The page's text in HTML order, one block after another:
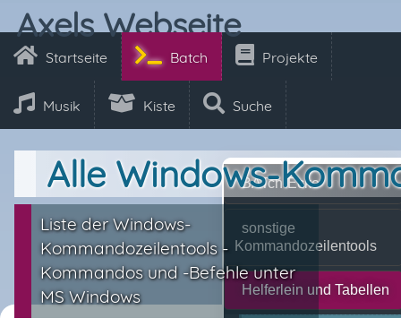
Axels Webseite
Startseite Batch Projekte
Musik Kiste Suche
BATch-Ecke
sonstige
Kommandozeilentools
Helferlein und Tabellen
Alle Windows-
Liste der Windows-
Kommandozeilentools -
Kommandos und -Befehle unter
MS Windows